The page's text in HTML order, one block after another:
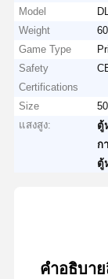
Model
Weight
Game Type
Safety
Certifications
Size
แสงสูง:
ตู้
ก
ตู้
คําอธิบา